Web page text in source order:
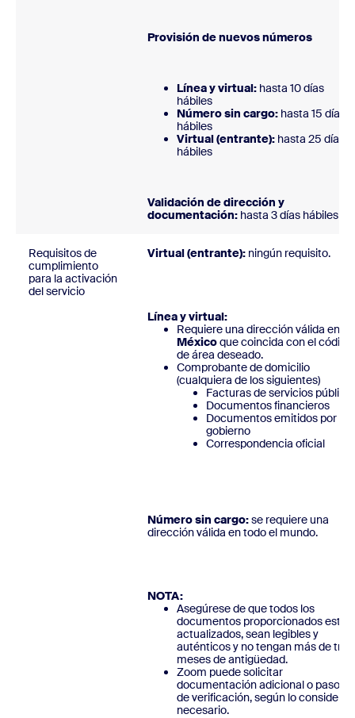
Provisión de nuevos
Línea y virtual: hasta 10 días
hábiles
Número sin cargo: hasta 15 días
hábiles
Virtual (entrante): hasta 25 días
Validación de dirección y
documentación: hasta 3 días hábiles
Requisitos de
cumplimiento
para la activación
del servicio
Virtual (entrante): ningún
Línea y virtual:
Requiere una dirección válida en
Méxicoque coincida con el código
de área deseado.
Comprobante de domicilio
(cualquiera de los siguientes)
Facturas de servicios
Documentos financieros
Documentos emitidos por el
gobierno
Correspondencia oficial
Número sin cargo:se requiere una
dirección válida en todo el
NOTA:
Asegúrese de que todos los
documentos proporcionados estén
actualizados, sean legibles y
auténticos y no tengan más de tres
meses de antigüedad.
Zoom puede solicitar
documentación adicional o pasos
de verificación, según lo considere
necesario.